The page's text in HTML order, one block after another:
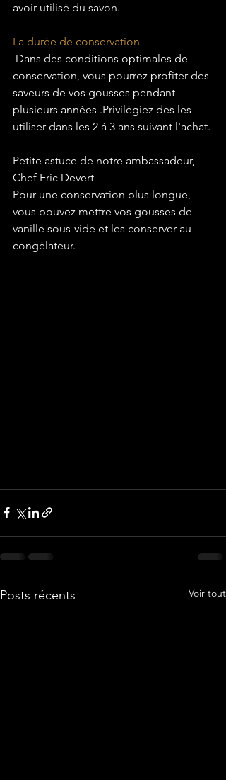
avoir utilisé du savon.
La durée de conservation
conservation, vous pourrez profiter des
saveurs de vos gousses pendant
plusieurs années .Privilégiez des les
utiliser dans les 2 à 3 ans suivant l'achat.
Petite astuce de notre ambassadeur,
Chef Eric Devert
Pour une conservation plus longue,
vous pouvez mettre vos gousses de
vanille sous-vide et les conserver au
congélateur.
Posts récents Voir tout